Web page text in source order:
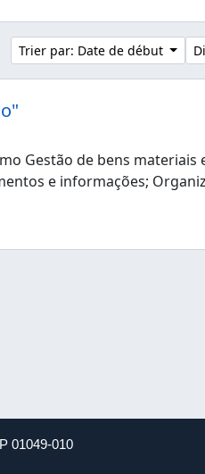
Trier par: Date de début
Gestão de bens materiais
e informações;
01049-010